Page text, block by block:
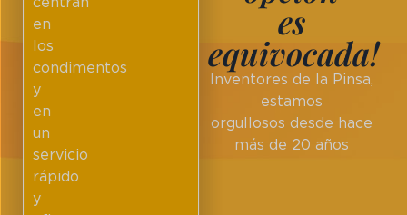
es
equivocada!
Inventores de la Pinsa,
estamos
orgullosos desde hace
más de 20 años
en
los
condimentos
y
en
un
servicio
rápido
y